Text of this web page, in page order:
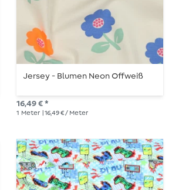
Jersey - Blumen Neon Offweiß
16,49 € *
1 Meter | 16,49 € / Meter